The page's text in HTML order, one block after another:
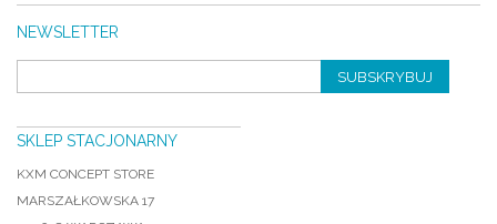
NEWSLETTER
SUBSKRYBUJ
SKLEP STACJONARNY
KXM CONCEPT STORE
MARSZAŁKOWSKA 17